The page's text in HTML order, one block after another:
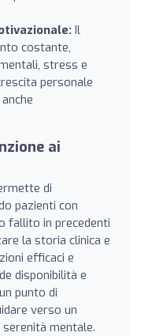
Il
costante,
stress e
personale
ai
di
pazienti con
fallito in precedenti
la storia clinica e
efficaci e
disponibilità e
punto di
verso un
mentale.